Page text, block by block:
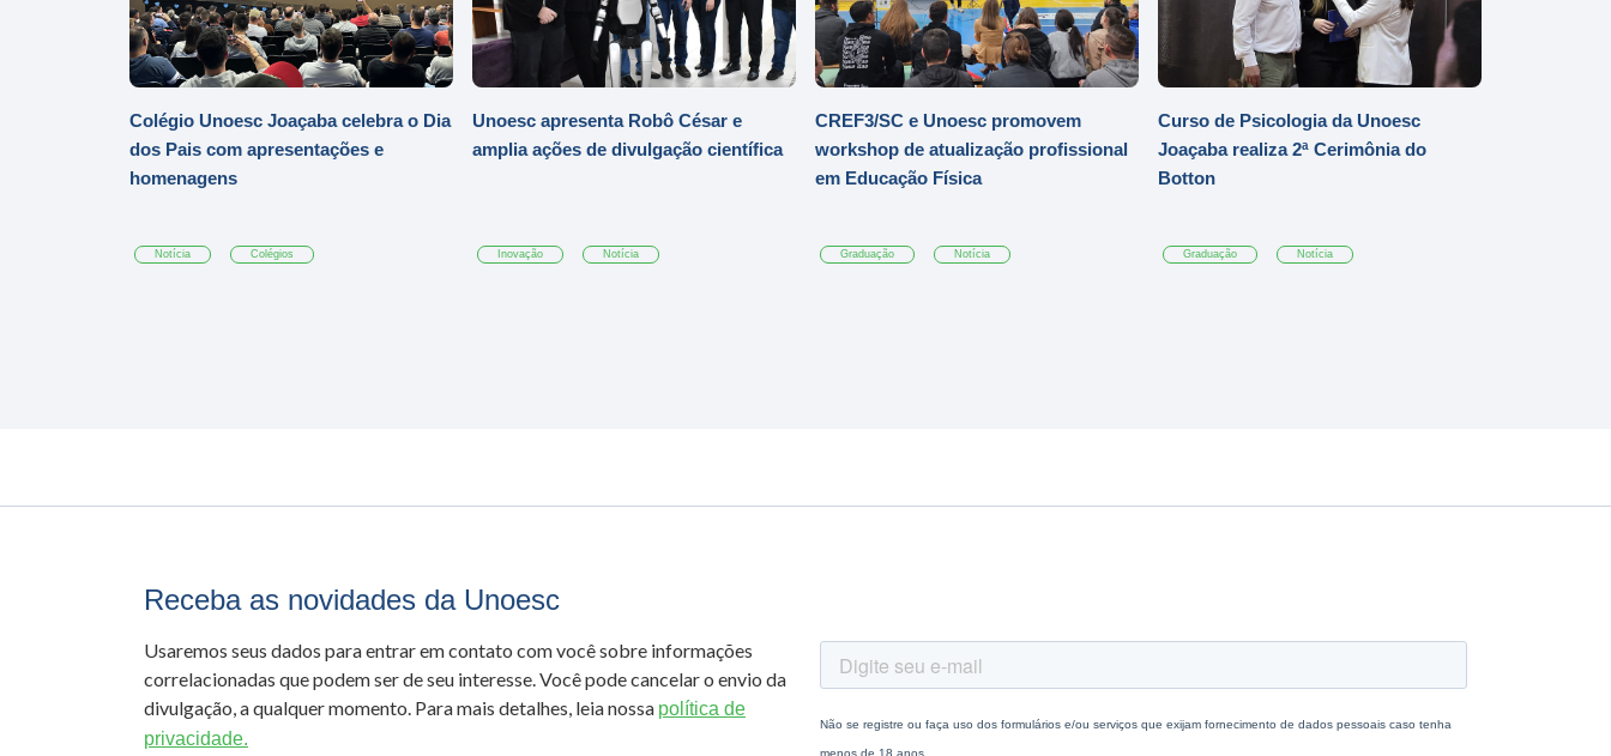
Colégio Unoesc Joaçaba celebra o Dia
dos Pais com apresentações e
homenagens
Notícia Colégios
Unoesc apresenta Robô César e
amplia ações de divulgação científica
Inovação Notícia
CREF3/SC e Unoesc promovem
workshop de atualização profissional
em Educação Física
Graduação Notícia
Curso de Psicologia da Unoesc
Joaçaba realiza 2ª Cerimônia do
Botton
Graduação Notícia
Receba as novidades da Unoesc
Usaremos seus dados para entrar em contato com você sobre informações
correlacionadas que podem ser de seu interesse. Você pode cancelar o envio da
divulgação, a qualquer momento. Para mais detalhes, leia nossa política de
privacidade.